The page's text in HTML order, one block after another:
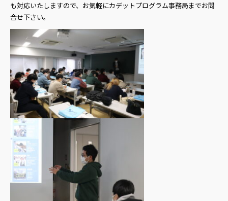
も対応いたしますので、お気軽にカデットプログラム事務局までお問
合せ下さい。